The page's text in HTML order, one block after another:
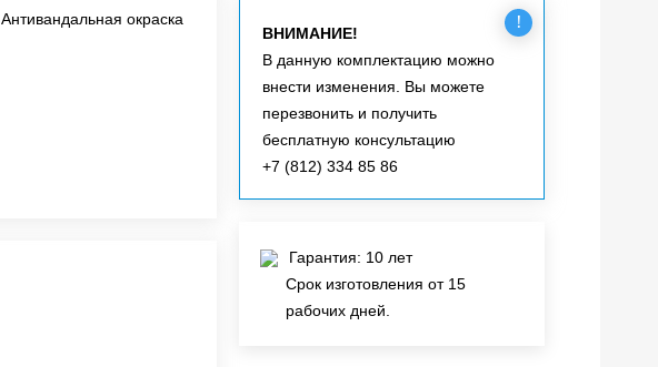
Антивандальная окраска
!
ВНИМАНИЕ!
В данную комплектацию можно
внести изменения. Вы можете
перезвонить и получить
бесплатную консультацию
+7 (812) 334 85 86
Гарантия: 10 лет
Срок изготовления от 15
рабочих дней.